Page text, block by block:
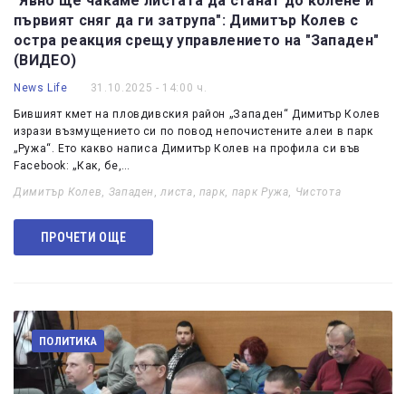
първият сняг да ги затрупа": Димитър Колев с
остра реакция срещу управлението на "Западен"
(ВИДЕО)
News Life 31.10.2025 - 14:00 ч.
Бившият кмет на пловдивския район „Западен“ Димитър Колев
изрази възмущението си по повод непочистените алеи в парк
„Ружа“. Ето какво написа Димитър Колев на профила си във
Facebook: „Как, бе,…
Димитър Колев, Западен ,листа, парк, парк Ружа, Чистота
ПРОЧЕТИ ОЩЕ
ПОЛИТИКА